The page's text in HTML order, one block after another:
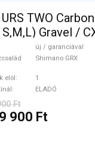
TWO
Gravel /
GRX
ELADÓ
új / garanciával
Shimano GRX
elöl
1
ELADÓ
Ft
900 Ft